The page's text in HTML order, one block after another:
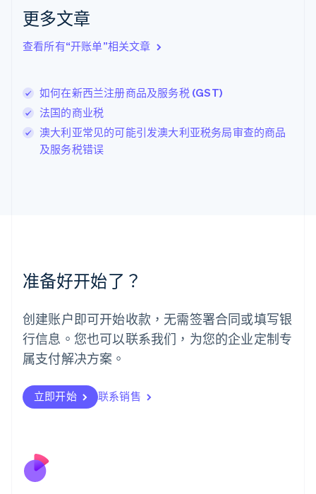
更多文章
查看所有“开账单”相关文章
如何在新西兰注册商品及服务税 (GST)
法国的商业税
澳大利亚常见的可能引发澳大利亚税务局审查的商品
及服务税错误
准备好开始了？
创建账户即可开始收款，无需签署合同或填写银
行信息。您也可以联系我们，为您的企业定制专
属支付解决方案。
立即开始 联系销售
克罗地亚
EnglishItaliano
拉脱维亚
English
列支敦士登
DeutschEnglish
卢森堡
FrançaisDeutschEnglish
罗马尼亚
墨西哥
EspañolEnglish
English
葡萄牙
PortuguêsEnglish
日本
瑞典
Svenska English
瑞士
English
斯洛伐克